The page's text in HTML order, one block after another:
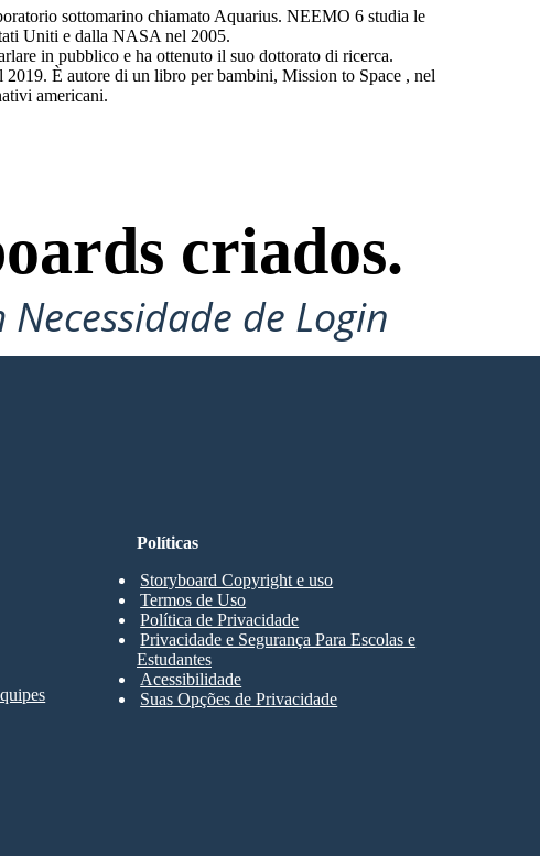
sottomarino chiamato Aquarius. NEEMO 6 studia le
Uniti e dalla NASA nel 2005.
in pubblico e ha ottenuto il suo dottorato di ricerca.
È autore di un libro per bambini, Mission to Space , nel
americani.
criados.
de Login
Políticas
Storyboard Copyright e uso
Termos de Uso
Política de Privacidade
Privacidade e Segurança Para Escolas e
Estudantes
Acessibilidade
Suas Opções de Privacidade